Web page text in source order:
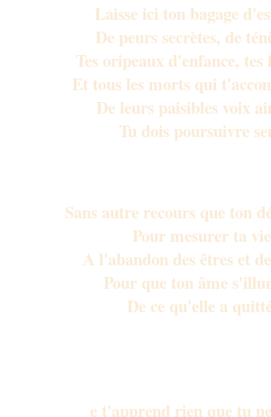
Laisse ici ton bagage
De peurs secrètes, de
Tes oripeaux d'enfance, tes
Et tous les morts qui
De leurs paisibles voix
Tu dois poursuivre
Sans autre recours que ton
Pour mesurer ta vie
A l'abandon des êtres et
Pour que ton âme
De ce qu'elle a
e t'apprend rien que tu